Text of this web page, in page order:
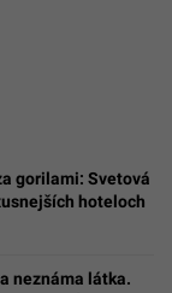
gorilami: Svetová
hoteloch
neznáma látka.